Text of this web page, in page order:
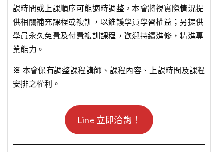
課時間或上課順序可能適時調整。本會將視實際情況提
供相關補充課程或複訓，以維護學員學習權益；另提供
學員永久免費及付費複訓課程，歡迎持續進修，精進專
業能力。
※ 本會保有調整課程講師、課程內容、上課時間及課程
安排之權利。
Line 立即洽詢！